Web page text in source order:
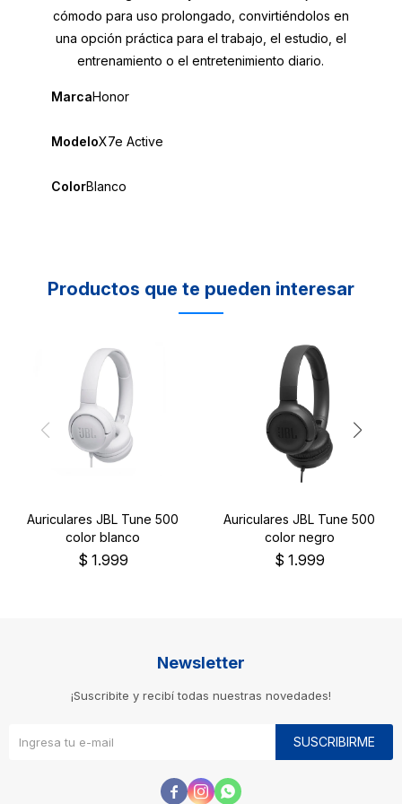
cómodo para uso prolongado, convirtiéndolos en
una opción práctica para el trabajo, el estudio, el
entrenamiento o el entretenimiento diario.
MarcaHonor
ModeloX7e Active
ColorBlanco
Productos que te pueden interesar
Auriculares JBL Tune 500
color blanco
$ 1.999
Auriculares JBL Tune 500
color negro
$ 1.999
Newsletter
¡Suscribite y recibí todas nuestras novedades!
SUSCRIBIRME
  